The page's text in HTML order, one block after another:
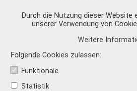
Durch die Nutzung dieser Website
unserer Verwendung von
Weitere
Folgende Cookies zulassen
Funktionale
Statistik
Techn. Support +49 (0) 8104 897 60
Sehen Sie unsere Bewertungen auf
Impressum | AGB | Datenschutz